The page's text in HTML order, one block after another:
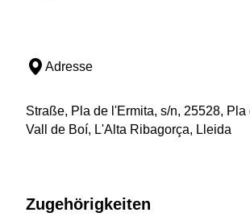
Adresse
Straße, Pla de l'Ermita, s/n, 25528, Pla
Vall de Boí, L'Alta Ribagorça, Lleida
Zugehörigkeiten